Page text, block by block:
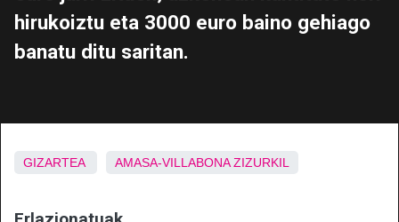
hirukoiztu eta 3000 euro baino gehiago
banatu ditu saritan.
GIZARTEA AMASA-VILLABONA ZIZURKIL